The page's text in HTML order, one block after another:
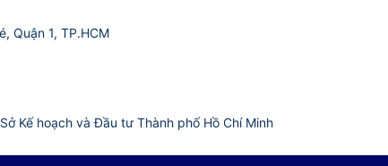
Quận 1, TP.HCM
Kế hoạch và Đầu tư Thành phố Hồ Chí Minh